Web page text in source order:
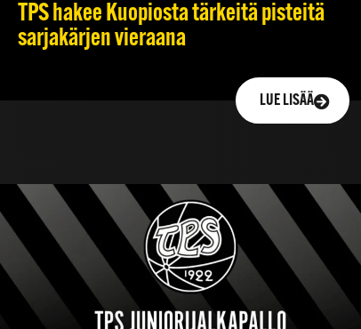
TPS hakee Kuopiosta tärkeitä pisteitä
sarjakärjen vieraana
LUE LISÄÄ